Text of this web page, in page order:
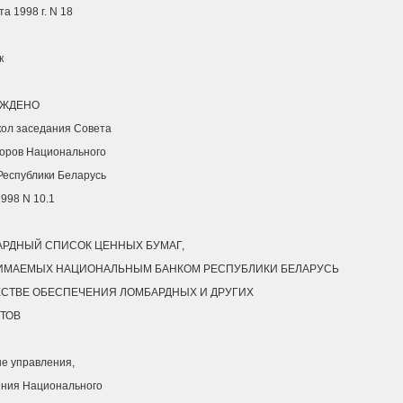
1998 г. N 18
заседания Совета
Национального
Беларусь
N 10.1
СПИСОК ЦЕННЫХ БУМАГ,
НАЦИОНАЛЬНЫМ БАНКОМ РЕСПУБЛИКИ БЕЛАРУСЬ
ОБЕСПЕЧЕНИЯ ЛОМБАРДНЫХ И ДРУГИХ
управления,
Национального